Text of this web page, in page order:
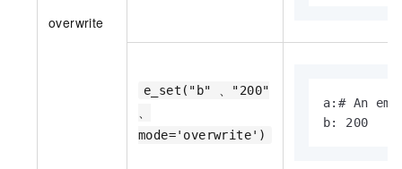
overwrite
e_set("b" 、"200"
、
mode='overwrite')
a:# An
b: 200